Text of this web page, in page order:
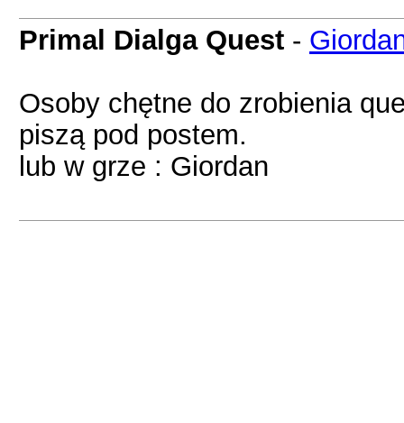
Primal Dialga Quest -
Osoby chętne do zrobienia
piszą pod postem.
lub w grze : Giordan